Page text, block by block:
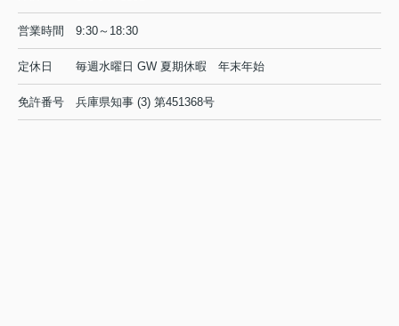
営業時間 9:30～18:30
定休日 毎週水曜日 GW 夏期休暇 年末年始
免許番号 兵庫県知事 (3) 第451368号